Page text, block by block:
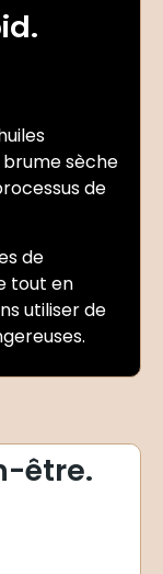
sèche
de
de
tout en
utiliser de
être.